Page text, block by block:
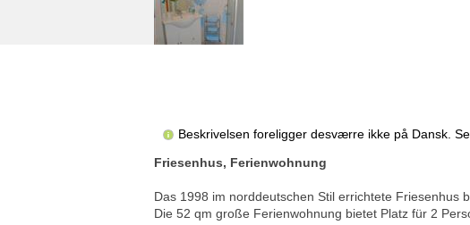
Beskrivelsen foreligger desværre ikke på Dansk.
Friesenhus, Ferienwohnung
Das 1998 im norddeutschen Stil errichtete Friesenhus
Die 52 qm große Ferienwohnung bietet Platz für 2